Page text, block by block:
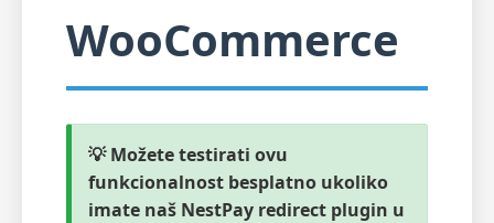
WooCommerce
💡 Možete testirati ovu
funkcionalnost besplatno ukoliko
imate naš NestPay redirect plugin u